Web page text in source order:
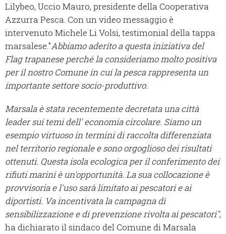
Lilybeo, Uccio Mauro, presidente della Cooperativa
Azzurra Pesca. Con un video messaggio è
intervenuto Michele Li Volsi, testimonial della tappa
marsalese."Abbiamo aderito a questa iniziativa del
Flag trapanese perché la consideriamo molto positiva
per il nostro Comune in cui la pesca rappresenta un
importante settore socio-produttivo.
Marsala è stata recentemente decretata una città
leader sui temi dell' economia circolare. Siamo un
esempio virtuoso in termini di raccolta differenziata
nel territorio regionale e sono orgoglioso dei risultati
ottenuti. Questa isola ecologica per il conferimento dei
rifiuti marini è un'opportunità. La sua collocazione è
provvisoria e l'uso sarà limitato ai pescatori e ai
diportisti. Va incentivata la campagna di
sensibilizzazione e di prevenzione rivolta ai pescatori",
ha dichiarato il sindaco del Comune di Marsala